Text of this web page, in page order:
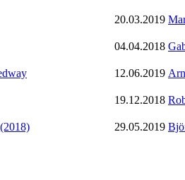
20.03.2019
04.04.2018
12.06.2019
19.12.2018
29.05.2019